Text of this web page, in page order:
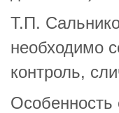
Т.П.
необходимо
контроль,
Особенность